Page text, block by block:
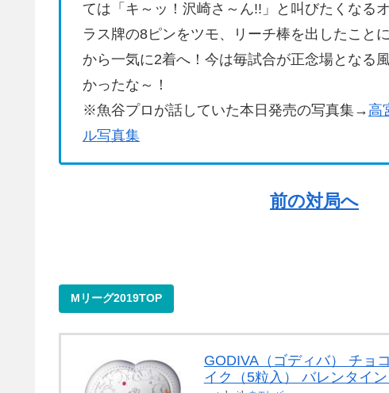
ては「キ～ッ！沢崎さ～ん!!」と叫びたくなる
ラス牌の8ピンをツモ、リーチ棒を出したこと
から一気に2着へ！今は毎試合が正念場となる
かったな～！
※魚谷プロが話していた本日発売の写真集→ 高
ル写真集
前の対局へ
Mリーグ2019TOP
GODIVA（ゴディバ） チョ
イク（5粒入） バレンタイ